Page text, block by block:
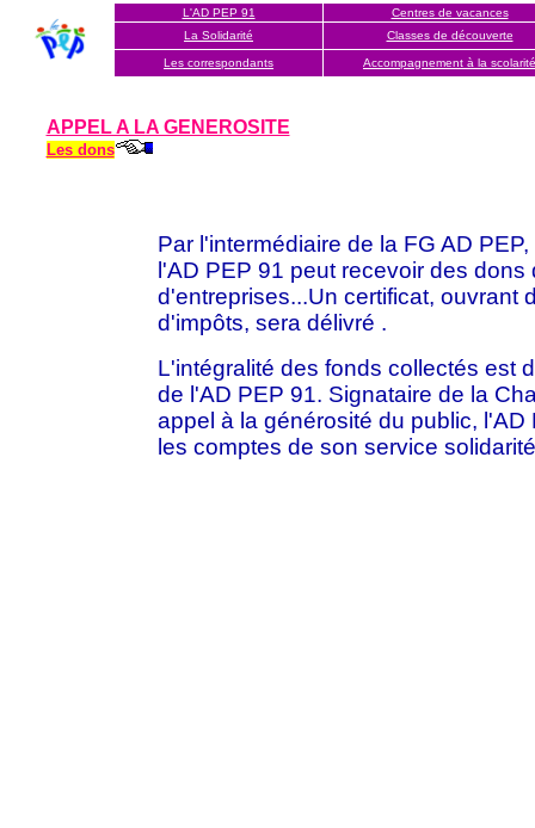
L'AD PEP 91
Centres de vacances
La Solidarité
Classes de découverte
Les correspondants Accompagnement à la scolarité
APPEL A LA GENEROSITE
Les dons
Par l'intermédiaire de la FG AD
l'AD PEP 91 peut recevoir des dons
d'entreprises...Un certificat, ouvrant
d'impôts, sera délivré .
L'intégralité des fonds collectés est
de l'AD PEP 91. Signataire de la
appel à la générosité du public,
les comptes de son service